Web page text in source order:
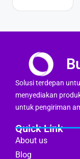
Solusi terdepan
menyediakan
untuk pengiriman
Quick Link
About us
Blog